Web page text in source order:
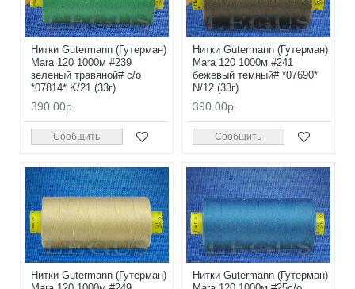
Нитки Gutermann (Гутерман)
Mara 120 1000м #239
зеленый травяной# с/о
*07814* K/21 (33г)
390.00р.
Сообщить
Нитки Gutermann (Гутерман)
Mara 120 1000м #241
бежевый темный# *07690*
N/12 (33г)
390.00р.
Сообщить
Нитки Gutermann (Гутерман)
Нитки Gutermann (Гутерман)